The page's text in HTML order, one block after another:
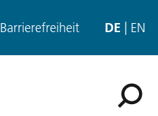
Barrierefreiheit DE EN